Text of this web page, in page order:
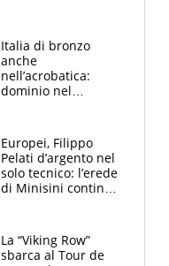
Italia di bronzo
anche
nell’acrobatica:
dominio nel
e compagni
continuare
Europei, Filippo
Pelati d’argento nel
solo tecnico: l’erede
di Minisini continua
mirino
La “Viking Row”
sbarca al Tour de